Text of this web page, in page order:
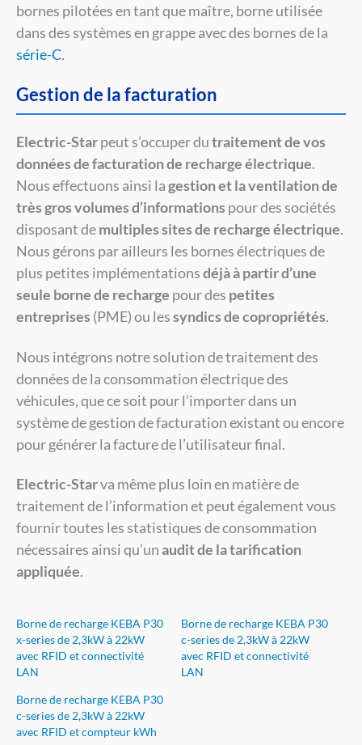
bornes pilotées en tant que maître, borne utilisée
dans des systèmes en grappe avec des bornes de la
série-C.
Gestion de la facturation
Electric-Starpeut s’occuper dutraitement de vos
données de facturation de recharge électrique.
Nous effectuons ainsi lagestion et la ventilation de
très gros volumes d’informations pour des sociétés
disposant demultiples sites de recharge électrique.
Nous gérons par ailleurs les bornes électriques de
plus petites implémentationsdéjà à partir d’une
seule borne de recharge pour des petites
entreprises (PME) ou lessyndics de copropriétés.
Nous intégrons notre solution de traitement des
données de la consommation électrique des
véhicules, que ce soit pour l’importer dans un
système de gestion de facturation existant ou encore
pour générer la facture de l’utilisateur final.
Electric-Starva même plus loin en matière de
traitement de l’information et peut également vous
fournir toutes les statistiques de consommation
nécessaires ainsi qu’unaudit de la tarification
appliquée.
Borne de recharge KEBA P30
x-series de 2,3kW à 22kW
avec RFID et connectivité
LAN
Borne de recharge KEBA P30
c-series de 2,3kW à 22kW
avec RFID et connectivité
LAN
Borne de recharge KEBA P30
c-series de 2,3kW à 22kW
avec RFID et compteur kWh